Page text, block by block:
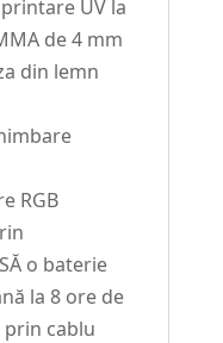
UV la
de 4 mm
din lemn
RGB
o baterie
la 8 ore de
cablu